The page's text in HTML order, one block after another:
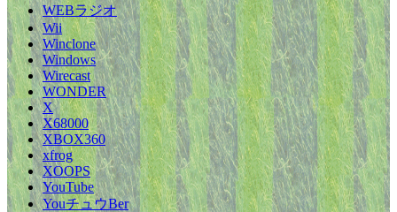
WEBラジオ
Wii
Winclone
Windows
Wirecast
WONDER
X
X68000
XBOX360
xfrog
XOOPS
YouTube
YouチュウBer